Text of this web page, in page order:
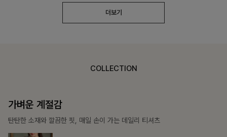
더보기
COLLECTION
가장 쉬운 코디
특별한 날부터 일상까지 함께하는 룩